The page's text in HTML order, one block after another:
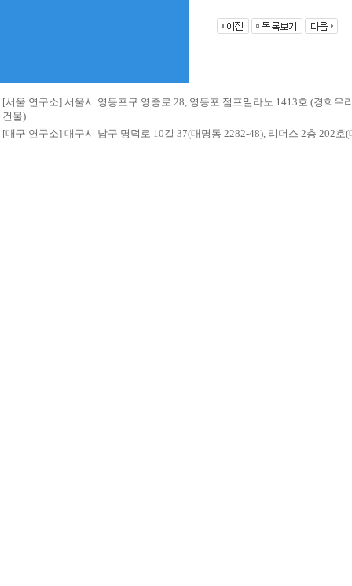
[서울 연구소] 서울시 영등포구 영중로 28, 영등포 점프밀라노 1413호 (경희우
건물)
[대구 연구소] 대구시 남구 명덕로 10길 37(대명동 2282-48), 리더스 2층 202호